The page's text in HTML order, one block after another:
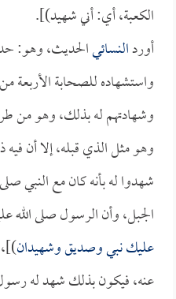
الكعبة، أي: أني شهيد)].
أوردالنسائيالحديث، وهو:
واستشهاده للصحابة الأربعة
وشهادتهم له بذلك، وهو من
وهو مثل الذي قبله، إلا أن
شهدوا له بأنه كان مع النبي
الجبل، وأن الرسول صلى الله
عليك نبي وصديق وشهيدان
عنه، فيكون بذلك شهد له رسول